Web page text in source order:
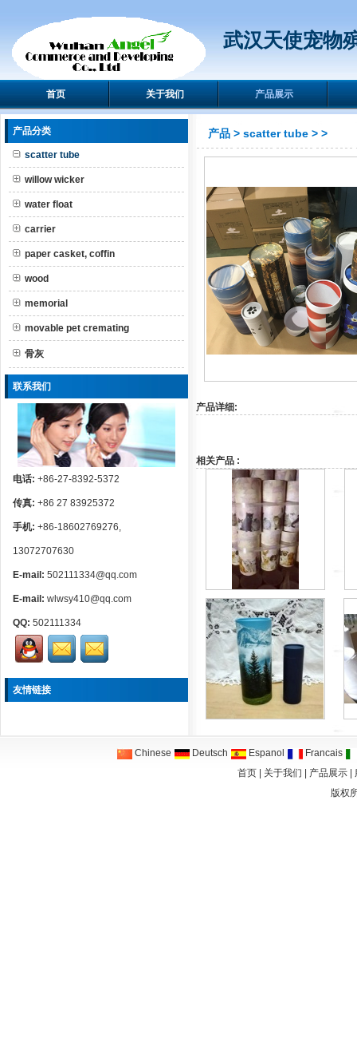
武汉天使宠
首页 关于我们 产品展示
产品分类
scatter tube
willow wicker
water float
carrier
paper casket, coffin
wood
memorial
movable pet cremating
骨灰
联系我们
电话: +86-27-8392-5372
传真: +86 27 83925372
手机: +86-18602769276,
13072707630
E-mail: 502111334@qq.com
E-mail: wlwsy410@qq.com
QQ: 502111334
友情链接
产品 > scatter tube > >
产品详细:
相关产品 :
Chinese Deutsch Espanol
Francais
首页| 关于我们 产品展示|
版权